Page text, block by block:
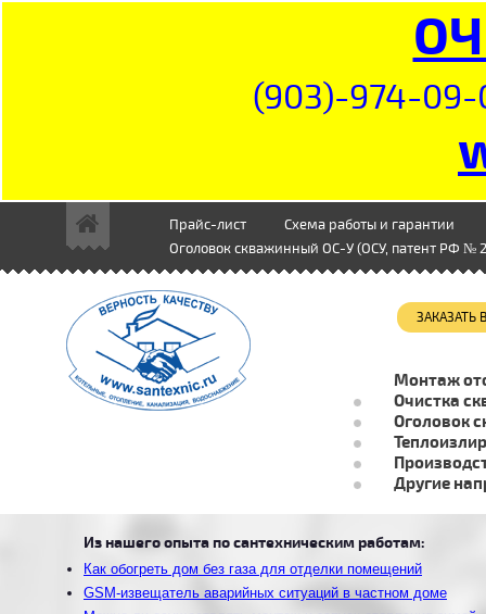
(903)-974-09-
Прайс-лист
Схема работы и гарантии
Оголовок скважинный ОС-У (ОСУ, патент РФ №
Монтаж
Очистка
Оголовок
Другие
Из нашего опыта по сантехническим работам:
Как обогреть дом без газа для отделки помещений
GSM-извещатель аварийных ситуаций в частном доме